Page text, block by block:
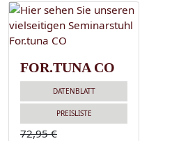
FOR.TUNA CO
DATENBLATT
PREISLISTE
72,95 €